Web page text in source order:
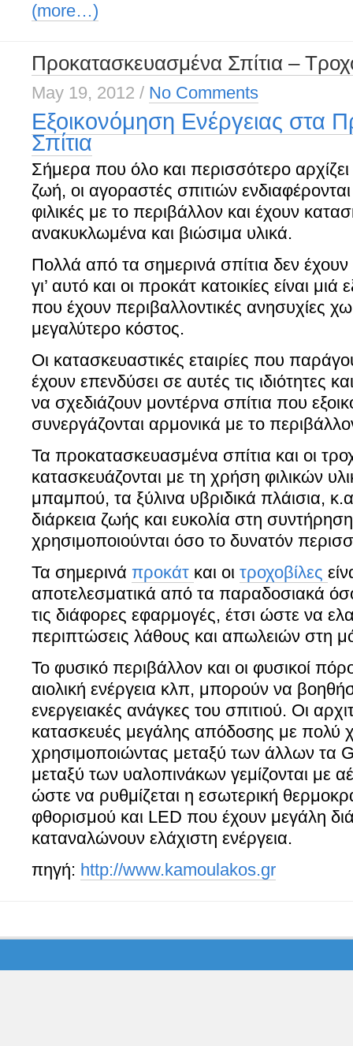
(more…)
Προκατασκευασμένα Σπίτια –
May 19, 2012/ No Comments
Εξοικονόμηση Ενέργειας στα
Σπίτια
Σήμερα που όλο και περισσότερο
ζωή, οι αγοραστές σπιτιών
φιλικές με το περιβάλλον και έχουν
ανακυκλωμένα και βιώσιμα υλικά.
Πολλά από τα σημερινά σπίτια δεν
γι’ αυτό και οι προκάτ κατοικίες είναι μιά
που έχουν περιβαλλοντικές ανησυχίες
μεγαλύτερο κόστος.
Οι κατασκευαστικές εταιρίες που
έχουν επενδύσει σε αυτές τις ιδιότητες
να σχεδιάζουν μοντέρνα σπίτια που
συνεργάζονται αρμονικά με το
Τα προκατασκευασμένα σπίτια και οι
κατασκευάζονται με τη χρήση φιλικών
μπαμπού, τα ξύλινα υβριδικά πλάισια,
διάρκεια ζωής και ευκολία στη
χρησιμοποιούνται όσο το δυνατόν
Τα σημερινάπροκάτ και οιτροχοβίλες
αποτελεσματικά από τα παραδοσιακά
τις διάφορες εφαρμογές, έτσι ώστε να
περιπτώσεις λάθους και απωλειών στη
Το φυσικό περιβάλλον και οι φυσικοί
αιολική ενέργεια κλπ, μπορούν να
ενεργειακές ανάγκες του σπιτιού. Οι
κατασκευές μεγάλης απόδοσης με πολύ
χρησιμοποιώντας μεταξύ των άλλων
μεταξύ των υαλοπινάκων γεμίζονται με
ώστε να ρυθμίζεται η εσωτερική
φθoρισμού και LED που έχουν μεγάλη
καταναλώνουν ελάχιστη ενέργεια.
πηγή: http://www.kamoulakos.gr